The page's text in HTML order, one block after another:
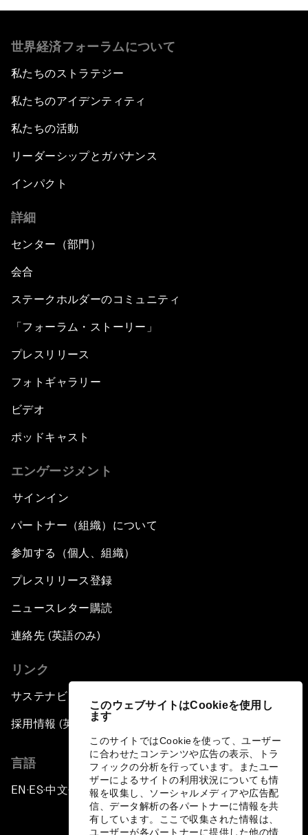
このウェブサイトはCookieを使用し
ます
このサイトではCookieを使って、ユーザー
に合わせたコンテンツや広告の表示、トラ
フィックの分析を行っています。またユー
ザーによるサイトの利用状況についても情
報を収集し、ソーシャルメディアや広告配
信、データ解析の各パートナーに情報を共
有しています。ここで収集された情報は、
ユーザーが各パートナーに提供した他の情
世界経済フォーラムについて
私たちのストラテジー
私たちのアイデンティティ
私たちの活動
リーダーシップとガバナンス
インパクト
詳細
センター（部門）
会合
ステークホルダーのコミュニティ
「フォーラム・ストーリー」
プレスリリース
フォトギャラリー
ビデオ
ポッドキャスト
エンゲージメント
サインイン
パートナー（組織）について
参加する（個人、組織）
プレスリリース登録
ニュースレター購読
連絡先 (英語のみ)
リンク
サステナビリティへの取り組み
採用情報 (英語のみ)
言語
EN ▪ES▪中文▪ 日本語